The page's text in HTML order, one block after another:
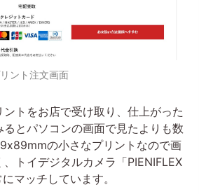
ント注文画面
トをお店で受け取り、仕上がった
とパソコンの画面で見たよりも数
の小さなプリントなので画
トイデジタルカメラ「PIENIFLEX
マッチしています。